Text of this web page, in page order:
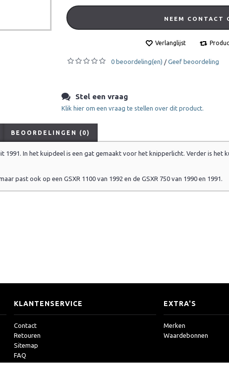
NEEM CONTACT
Verlanglijst
0 beoordeling(en) / Geef beoordeling
Stel een vraag
Klik hier om een vraag te stellen over dit product.
BEOORDELINGEN (0)
1991. In het kuipdeel is een gat gemaakt voor het knipperlicht. Verder is het
past ook op een GSXR 1100 van 1992 en de GSXR 750 van 1990 en 1991.
KLANTENSERVICE
Contact
Retouren
Sitemap
FAQ
EXTRA'S
Merken
Waardebonnen